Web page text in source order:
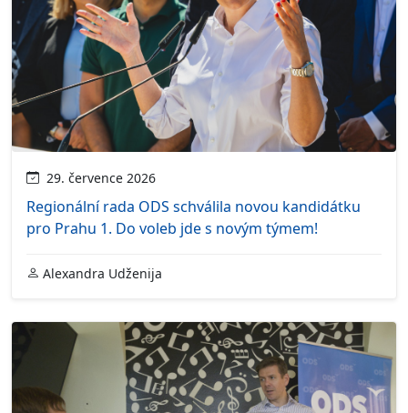
29. července 2026
Regionální rada ODS schválila novou kandidátku
pro Prahu 1. Do voleb jde s novým týmem!
Alexandra Udženija